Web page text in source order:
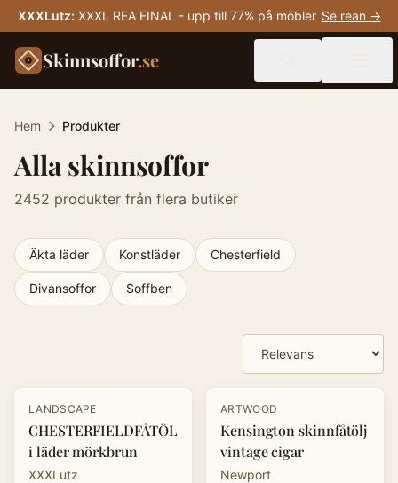
XXXLutz: XXXL REA FINAL - upp till 77% på möbler Se rean →
Skinnsoffor.se
Hem Produkter
Alla skinnsoffor
2452 produkter från flera butiker
Äkta läder Konstläder Chesterfield
Divansoffor Soffben
- 30%
LANDSCAPE
CHESTERFIELDFÅTÖLJ
i läder mörkbrun
XXXLutz
-20%
ARTWOOD
Kensington skinnfåtölj
vintage cigar
Newport